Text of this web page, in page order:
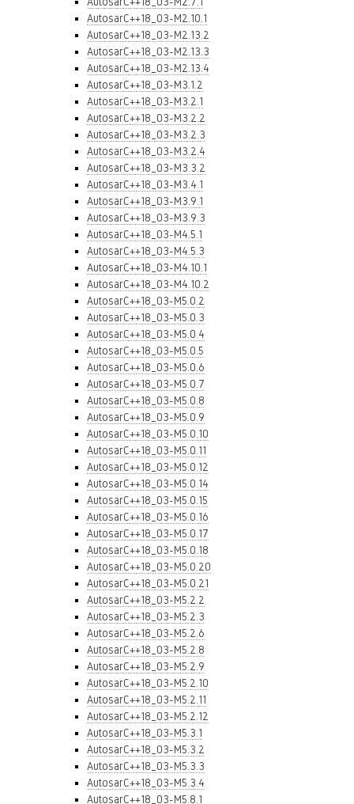
AutosarC++18_03-M2.10.1
AutosarC++18_03-M2.13.2
AutosarC++18_03-M2.13.3
AutosarC++18_03-M2.13.4
AutosarC++18_03-M3.1.2
AutosarC++18_03-M3.2.1
AutosarC++18_03-M3.2.2
AutosarC++18_03-M3.2.3
AutosarC++18_03-M3.2.4
AutosarC++18_03-M3.3.2
AutosarC++18_03-M3.4.1
AutosarC++18_03-M3.9.1
AutosarC++18_03-M3.9.3
AutosarC++18_03-M4.5.1
AutosarC++18_03-M4.5.3
AutosarC++18_03-M4.10.1
AutosarC++18_03-M4.10.2
AutosarC++18_03-M5.0.2
AutosarC++18_03-M5.0.3
AutosarC++18_03-M5.0.4
AutosarC++18_03-M5.0.5
AutosarC++18_03-M5.0.6
AutosarC++18_03-M5.0.7
AutosarC++18_03-M5.0.8
AutosarC++18_03-M5.0.9
AutosarC++18_03-M5.0.10
AutosarC++18_03-M5.0.11
AutosarC++18_03-M5.0.12
AutosarC++18_03-M5.0.14
AutosarC++18_03-M5.0.15
AutosarC++18_03-M5.0.16
AutosarC++18_03-M5.0.17
AutosarC++18_03-M5.0.18
AutosarC++18_03-M5.0.20
AutosarC++18_03-M5.0.21
AutosarC++18_03-M5.2.2
AutosarC++18_03-M5.2.3
AutosarC++18_03-M5.2.6
AutosarC++18_03-M5.2.8
AutosarC++18_03-M5.2.9
AutosarC++18_03-M5.2.10
AutosarC++18_03-M5.2.11
AutosarC++18_03-M5.2.12
AutosarC++18_03-M5.3.1
AutosarC++18_03-M5.3.2
AutosarC++18_03-M5.3.3
AutosarC++18_03-M5.3.4
AutosarC++18_03-M5.8.1